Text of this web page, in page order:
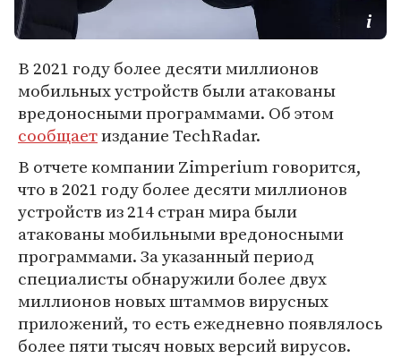
В 2021 году более десяти миллионов
мобильных устройств были атакованы
вредоносными программами. Об этом
сообщаетиздание TechRadar.
В отчете компании Zimperium говорится,
что в 2021 году более десяти миллионов
устройств из 214 стран мира были
атакованы мобильными вредоносными
программами. За указанный период
специалисты обнаружили более двух
миллионов новых штаммов вирусных
приложений, то есть ежедневно появлялось
более пяти тысяч новых версий вирусов.